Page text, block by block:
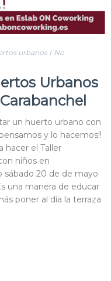
urbanos| No
Urbanos
un huerto urbano con
y lo hacemos!!
hacer el Taller
niños en
sábado 20 de de mayo
una manera de educar
poner al día la terraza